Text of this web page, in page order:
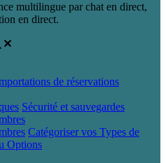
multilingue par chat en direct,
en direct.
de réservations
Sécurité et sauvegardes
Catégoriser vos Types de
Options